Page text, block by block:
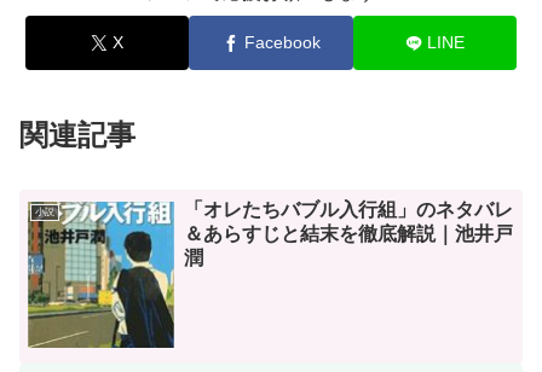
X Facebook LINE
関連記事
小説
「オレたちバブル入行組」のネタバレ
＆あらすじと結末を徹底解説｜池井戸
潤